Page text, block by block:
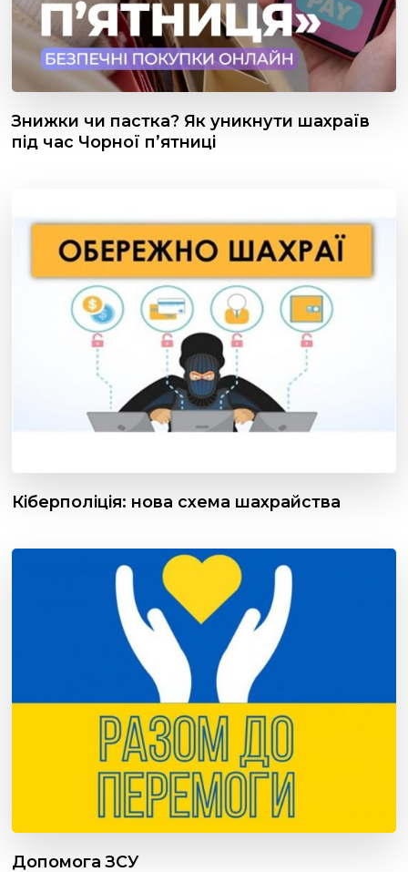
Знижки чи пастка? Як уникнути шахраїв
під час Чорної пʼятниці
Кіберполіція: нова схема шахрайства
Допомога ЗСУ